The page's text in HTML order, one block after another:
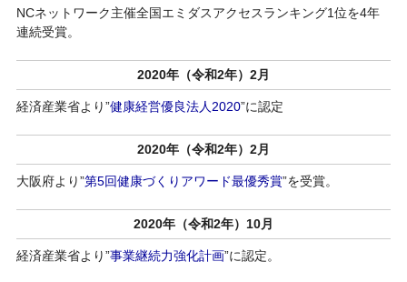
NCネットワーク主催全国エミダスアクセスランキング1位を4年
連続受賞。
2020年（令和2年）2月
経済産業省より”健康経営優良法人2020”に認定
2020年（令和2年）2月
大阪府より”第5回健康づくりアワード最優秀賞”を受賞。
2020年（令和2年）10月
経済産業省より”事業継続力強化計画”に認定。